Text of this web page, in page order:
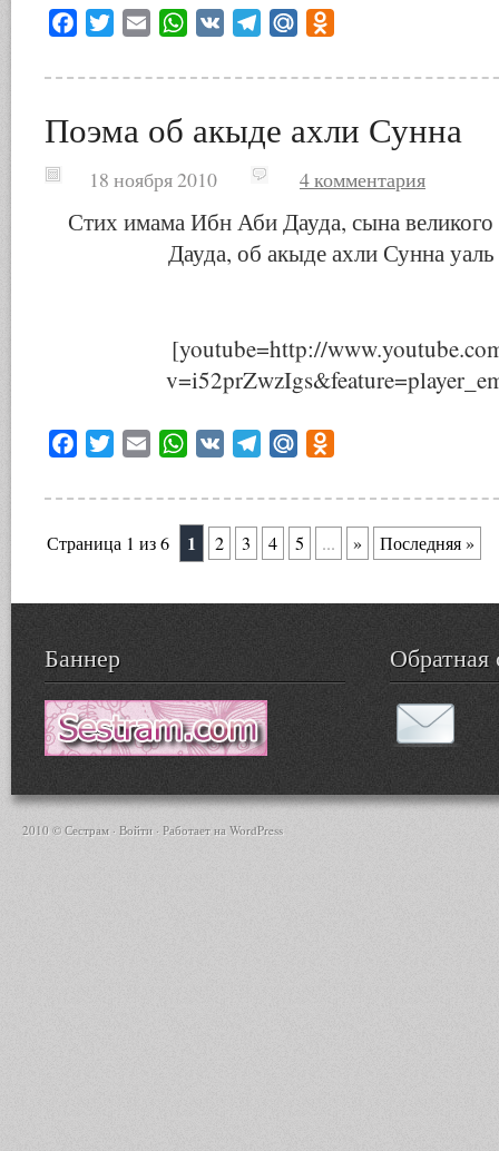
Facebook
Twitter Email WhatsApp
VK TelegramMail.Ru
Поэма об акыде ахли Сунна
18 ноября 2010 4 комментария
Стих имама Ибн Аби Дауда, сына
Дауда, об акыде ахли Сунна
[youtube=http://
Facebook
Twitter Email WhatsApp
VK TelegramMail.Ru
Страница 1 из 6 1 2 3 4 5 ... » Последняя »
Баннер Обратная
2010 © Сестрам · Войти · Работает на WordPress